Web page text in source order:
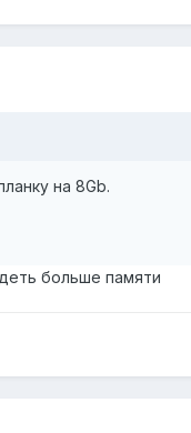
на 8Gb.
больше памяти